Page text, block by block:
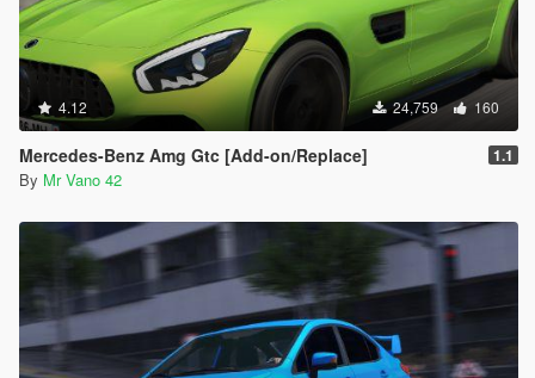
4.12 24,759 160
Mercedes-Benz Amg Gtc [Add-on/Replace] 1.1
By Mr Vano 42